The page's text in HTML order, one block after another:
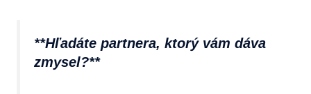
**Hľadáte partnera, ktorý vám dáva
zmysel?**